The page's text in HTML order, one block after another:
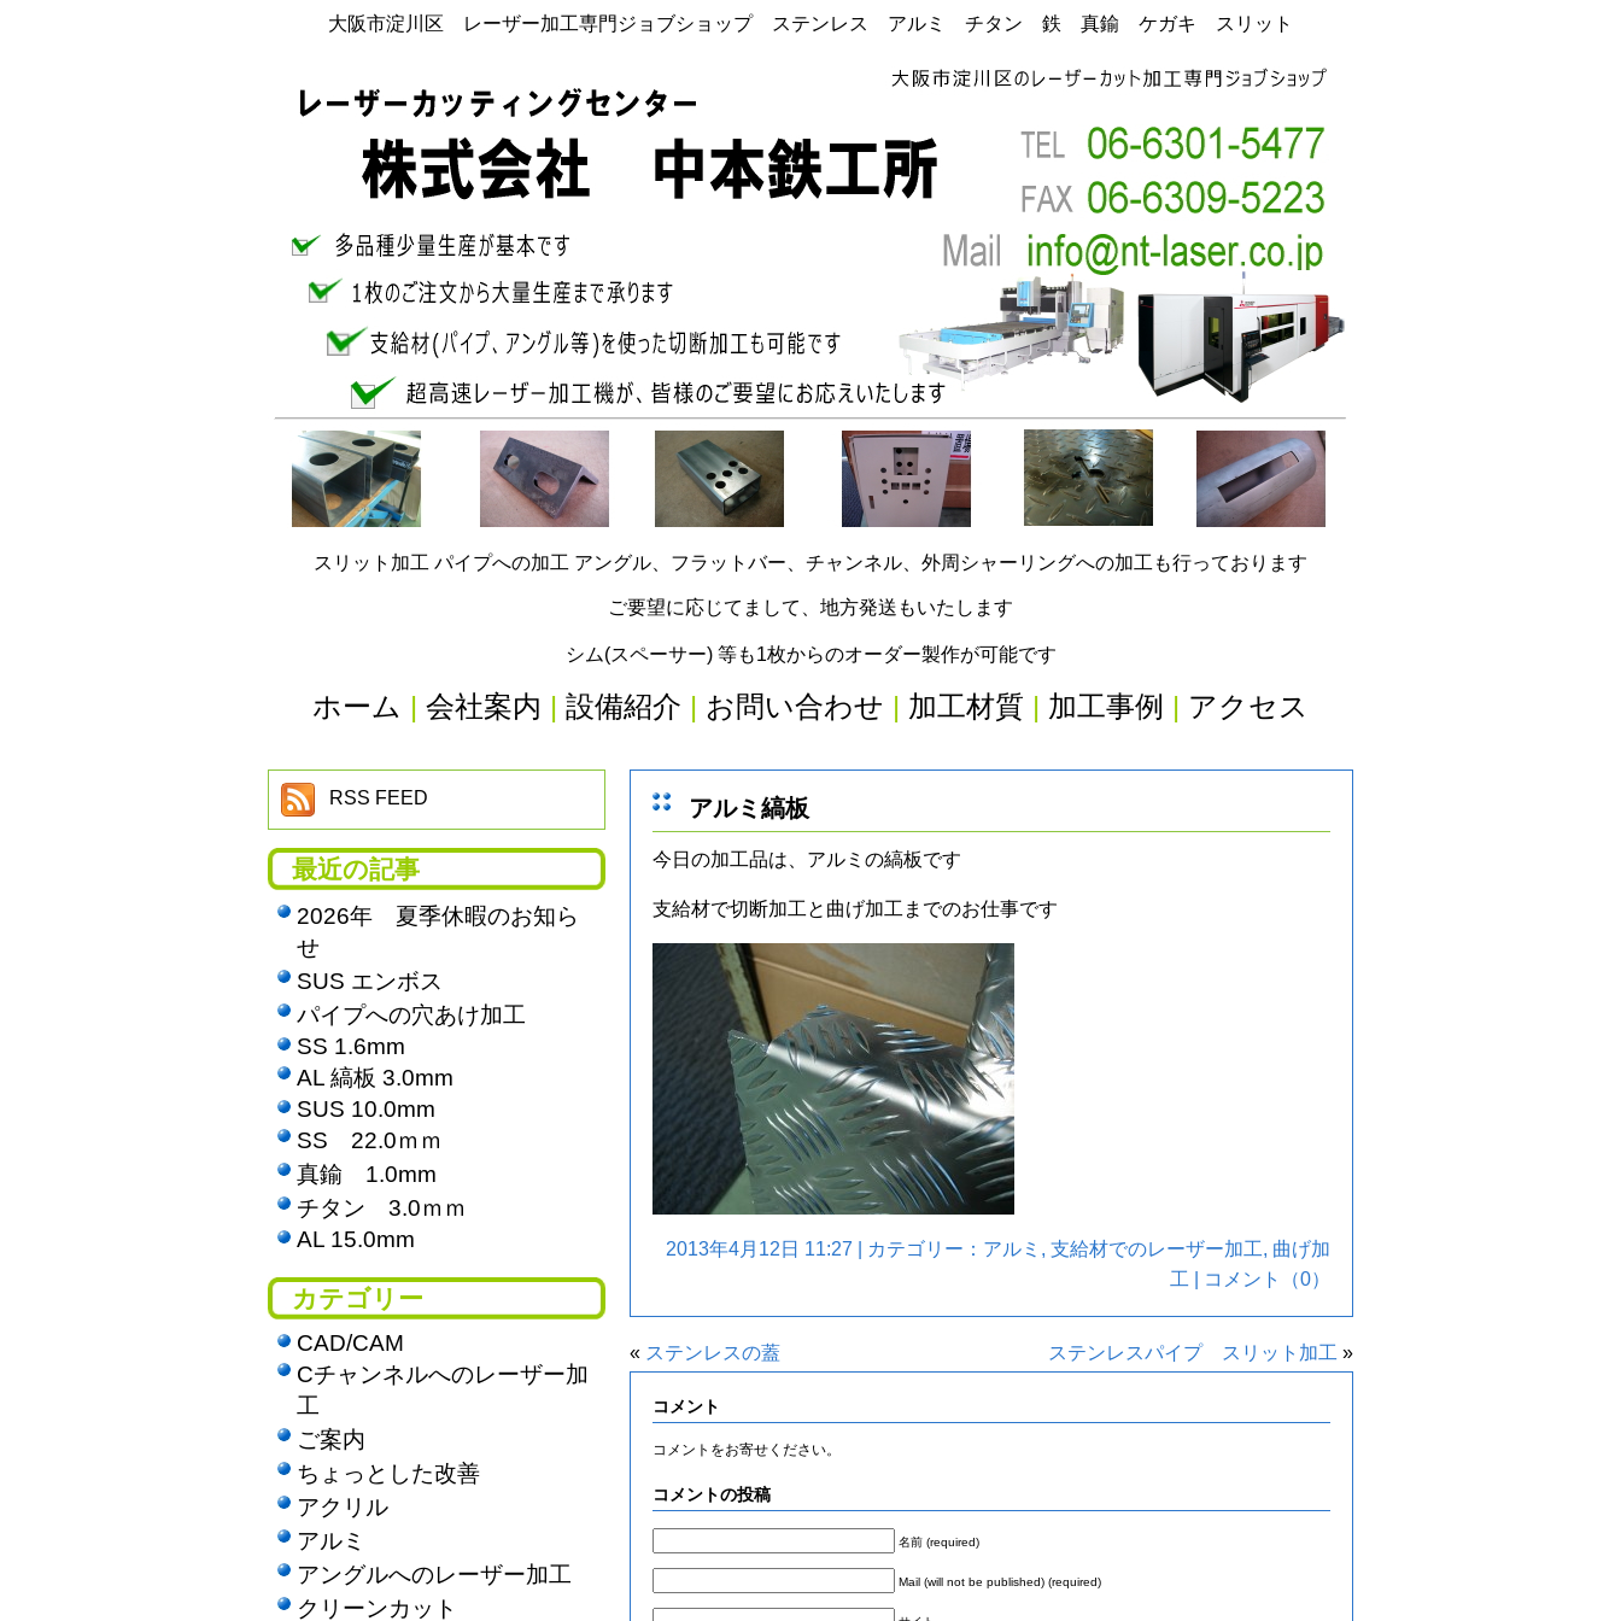
大阪市淀川区 レーザー加工専門ジョブショップ ステンレス アルミ チタン 鉄 真鍮 ケガキ スリット
スリット加工 パイプへの加工 アングル、フラットバー、チャンネル、外周シャーリングへの加工も行っております
ご要望に応じてまして、地方発送もいたします
シム(スペーサー) 等も1枚からのオーダー製作が可能です
ホーム | 会社案内 | 設備紹介 | お問い合わせ | 加工材質 | 加工事例 | アクセス
アルミ縞板
今日の加工品は、アルミの縞板です
支給材で切断加工と曲げ加工までのお仕事です
2013年4月12日 11:27 | カテゴリー： アルミ , 支給材でのレーザー加工, 曲げ加
工
コメント（0）
« ステンレスの蓋 ステンレスパイプ スリット加工 »
コメント
コメントをお寄せください。
コメントの投稿
名前 (required)
Mail (will not be published) (required)
RSS FEED
最近の記事
2026年 夏季休暇のお知ら
せ
SUS エンボス
パイプへの穴あけ加工
SS 1.6mm
AL 縞板 3.0mm
SUS 10.0mm
SS 22.0ｍｍ
真鍮 1.0mm
チタン 3.0ｍｍ
AL 15.0mm
カテゴリー
CAD/CAM
Cチャンネルへのレーザー加
工
ご案内
ちょっとした改善
アクリル
アルミ
アングルへのレーザー加工
クリーンカット